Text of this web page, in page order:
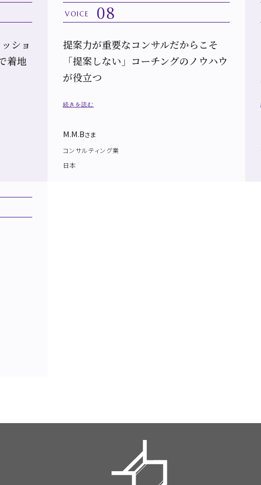
ショ
着地
VOICE 08
提案力が重要なコンサルだからこそ
「提案しない」コーチングのノウハウ
が役立つ
続きを読む
M.M.Bさま
コンサルティング業
日本